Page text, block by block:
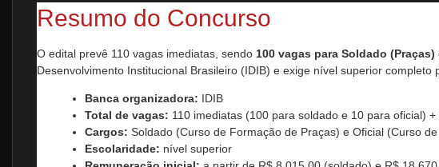
Resumo do Concurso
O edital prevê 110 vagas imediatas, sendo 100 vagas para Soldado (Praças)
Desenvolvimento Institucional Brasileiro (IDIB) e exige nível superior completo
Banca organizadora: IDIB
Total de vagas: 110 imediatas (100 para soldado e 10 para oficial)
Cargos: Soldado (Curso de Formação de Praças) e Oficial (Curso
Escolaridade: nível superior